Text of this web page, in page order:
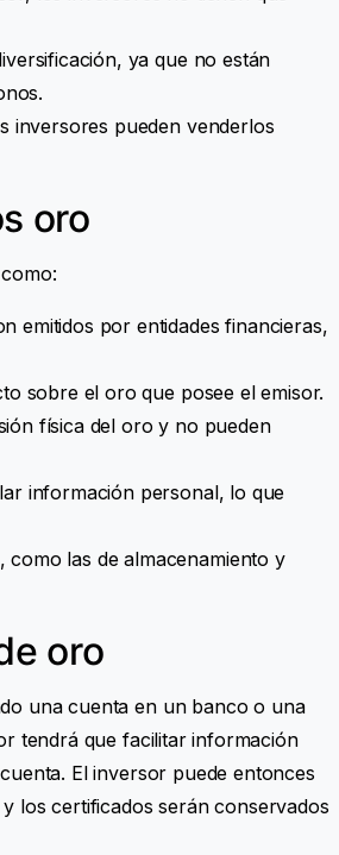
ya que no están
inversores pueden venderlos
oro
emitidos por entidades financieras,
sobre el oro que posee el emisor.
física del oro y no pueden
información personal, lo que
como las de almacenamiento y
oro
una cuenta en un banco o una
tendrá que facilitar información
El inversor puede entonces
los certificados serán conservados